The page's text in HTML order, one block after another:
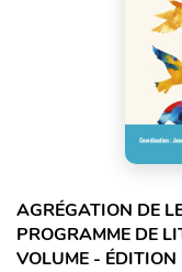
AGRÉGATION DE
PROGRAMME DE
VOLUME -